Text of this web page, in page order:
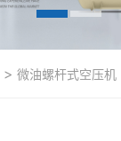
> 微油螺杆式空压机